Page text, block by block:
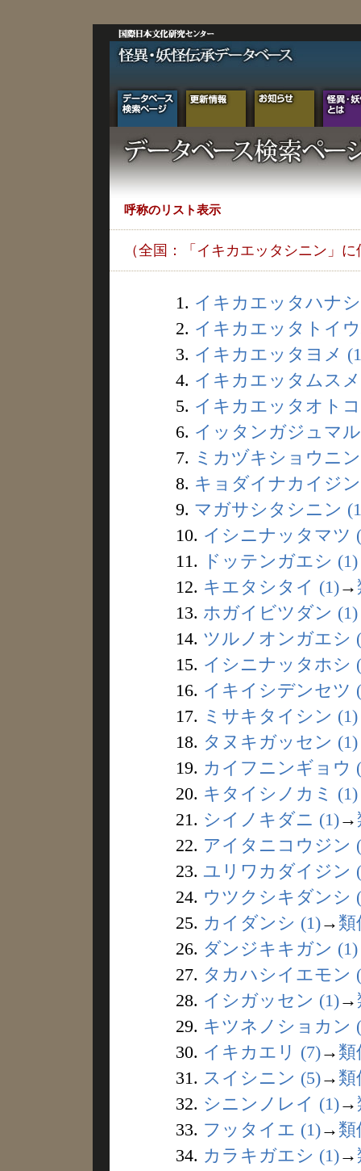
呼称のリスト表示
（全国：「イキカエッタシニン」
1. イキカエッタハナ
2. イキカエッタトイ
3. イキカエッタヨメ
4. イキカエッタムス
5. イキカエッタオト
6. イッタンガジュマ
7. ミカヅキショウニ
8. キョダイナカイジ
9. マガサシタシニン
10. イシニナッタマツ
11.
ドッテンガエシ (1)
12. キエタシタイ (1)→
13. ホガイビツダン (1)
14. ツルノオンガエシ
15. イシニナッタホシ
16. イキイシデンセツ
17. ミサキタイシン (1)
18. タヌキガッセン (1)
19. カイフニンギョウ
20. キタイシノカミ (1)
21. シイノキダニ (1)→
22. アイタニコウジン
23. ユリワカダイジン
24. ウツクシキダンシ
25. カイダンシ (1)→ 類
26. ダンジキキガン (1)
27. タカハシイエモン
28. イシガッセン (1)→
29. キツネノショカン
30. イキカエリ (7)→ 類
31. スイシニン (5)→ 類
32. シニンノレイ (1)→
33. フッタイエ (1)→ 類
34. カラキガエシ (1)→